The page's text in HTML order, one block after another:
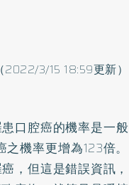
3/15 18:59更新）
口腔癌的機率是一般
機率更增為123倍。
，但這是錯誤資訊，